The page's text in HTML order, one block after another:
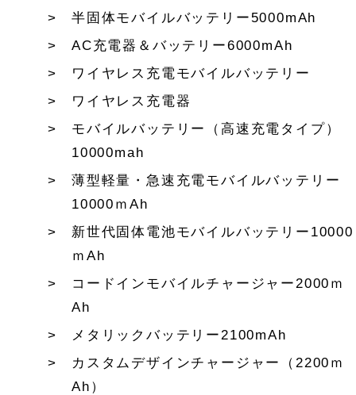
半固体モバイルバッテリー5000mAh
AC充電器＆バッテリー6000mAh
ワイヤレス充電モバイルバッテリー
ワイヤレス充電器
モバイルバッテリー（高速充電タイプ）
10000mah
薄型軽量・急速充電モバイルバッテリー
10000ｍAh
新世代固体電池モバイルバッテリー10000
ｍAh
コードインモバイルチャージャー2000ｍ
Ah
メタリックバッテリー2100mAh
カスタムデザインチャージャー（2200ｍ
Ah）